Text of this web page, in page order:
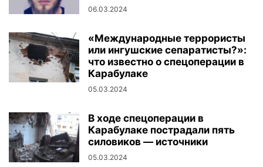
06.03.2024
«Международные террористы
или ингушские сепаратисты?»:
что известно о спецоперации в
Карабулаке
05.03.2024
В ходе спецоперации в
Карабулаке пострадали пять
силовиков — источники
05.03.2024